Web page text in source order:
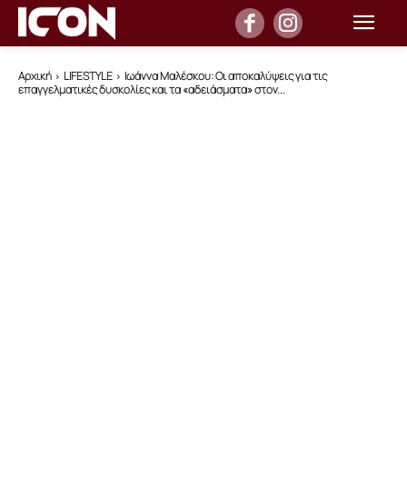
Αρχική LIFESTYLE
Ιωάννα Μαλέσκου: Οι αποκαλύψεις για τις
επαγγελματικές δυσκολίες και τα «αδειάσματα» στον...